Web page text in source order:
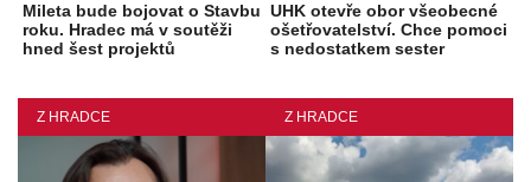
Mileta bude bojovat o Stavbu
roku. Hradec má v soutěži
hned šest projektů
UHK otevře obor všeobecné
ošetřovatelství. Chce pomoci
s nedostatkem sester
Z HRADCE Z HRADCE